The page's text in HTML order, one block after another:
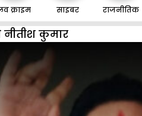
क्राइम साइबर राजनीतिक
नीतीश कुमार